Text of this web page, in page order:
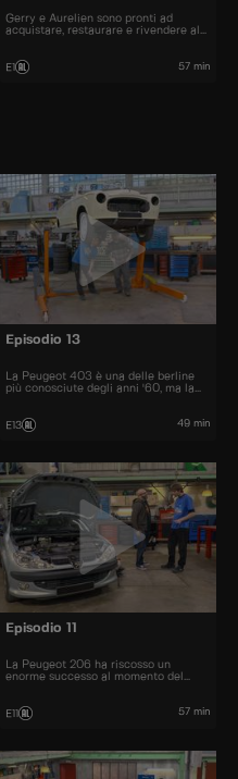
Gerry e Aurelien sono pronti ad
acquistare, restaurare e rivendere al
E1 57 min
Episodio 13
La Peugeot 403 è una delle berline
più conosciute degli anni '60, ma la
E13 49 min
Episodio 11
La Peugeot 206 ha riscosso un
enorme successo al momento del
E11 57 min